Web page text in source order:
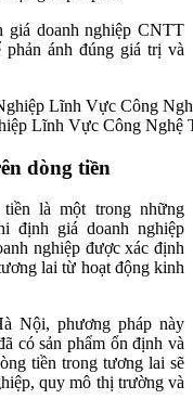
giá doanh nghiệp CNTT
ánh đúng giá trị và
Lĩnh Vực Công Nghệ
dòng tiền
là một trong những
định giá doanh nghiệp
nghiệp được xác định
lai từ hoạt động kinh
Nội, phương pháp này
có sản phẩm ổn định và
tiền trong tương lai sẽ
quy mô thị trường và